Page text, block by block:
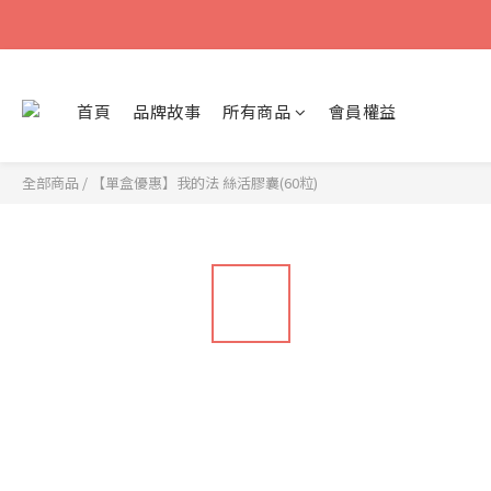
首頁 品牌故事 所有商品 會員權益
全部商品 / 【單盒優惠】我的法 絲活膠囊(60粒)